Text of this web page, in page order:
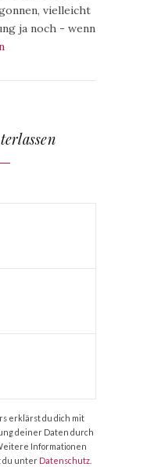
vielleicht
ja noch - wenn
erklärst du dich mit
deiner Daten durch
Informationen
du unter Datenschutz